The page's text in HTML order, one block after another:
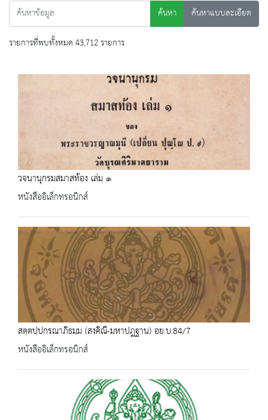
ค้นหา
ค้นหาแบบละเอียด
รายการที่พบทั้งหมด 43,712 รายการ
วจนานุกรมสมาสท้อง เล่ม ๑
หนังสืออิเล็กทรอนิกส์
สตฺตปฺปกรณาภิธมฺม (สงฺคิณี-มหาปฎฐาน) อย.บ.84/7
หนังสืออิเล็กทรอนิกส์